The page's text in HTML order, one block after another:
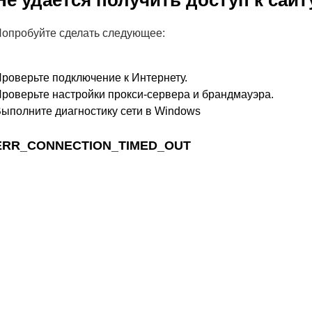
сделать следующее:
подключение к Интернету.
настройки прокси-сервера и брандмауэра.
диагностику сети в Windows